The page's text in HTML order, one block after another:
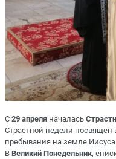
С 29 апреля началась
Страстной недели посвящен
пребывания на земле Иисуса
В Великий Понедельник,